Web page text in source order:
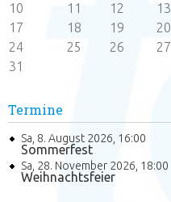
10
11 12 13
17
18 19 20
24
25 26 27
31
Termine
Sa, 8. August 2026 16:00
Sommerfest
Sa, 28. November 2026 18:00
Weihnachtsfeier